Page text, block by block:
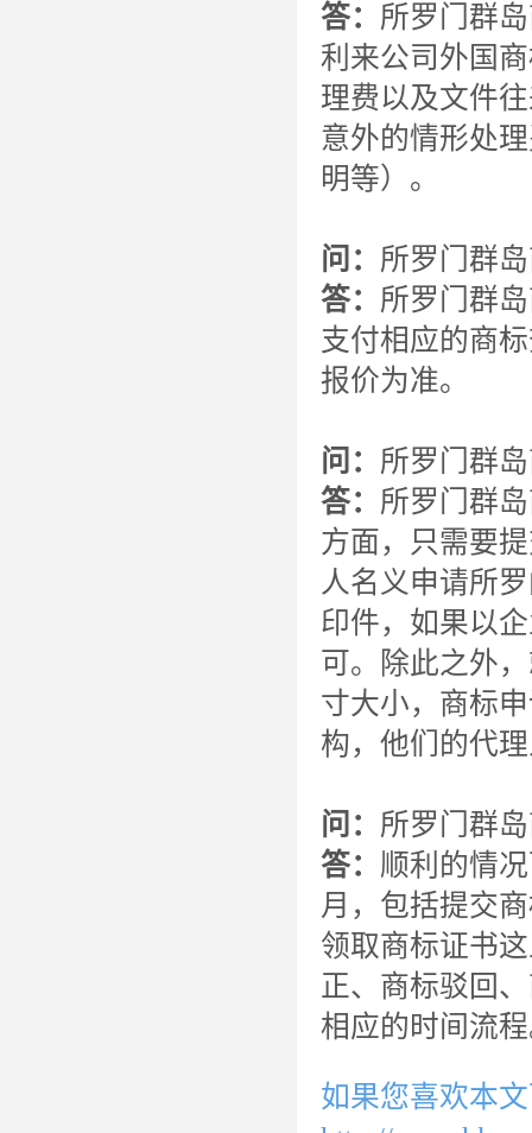
答： 所罗门群
利来公司外国
理费以及文件
意外的情形处
明等）。
问： 所罗门群
答： 所罗门群
支付相应的商
报价为准。
问： 所罗门群
答： 所罗门群
方面，只需要
人名义申请所
印件，如果以
可。除此之外
寸大小，商标
构，他们的代
问： 所罗门群
答： 顺利的情
月，包括提交
领取商标证书
正、商标驳回
相应的时间流
如果您喜欢本